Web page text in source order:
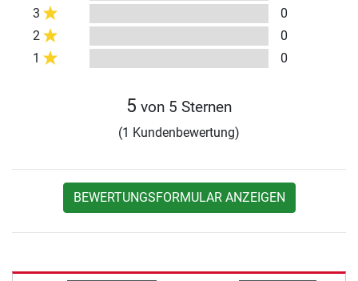
3
0
2
0
1
0
5 von 5 Sternen
(1 Kundenbewertung)
BEWERTUNGSFORMULAR ANZEIGEN